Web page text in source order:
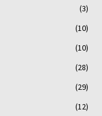
(3)
(10)
(10)
(28)
(29)
(12)